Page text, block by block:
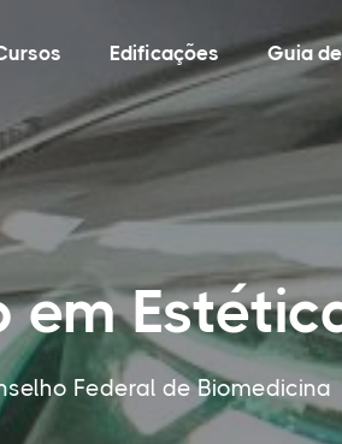
Edificações Guia
em
Federal de Biomedicina